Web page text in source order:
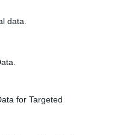
data.
for Targeted